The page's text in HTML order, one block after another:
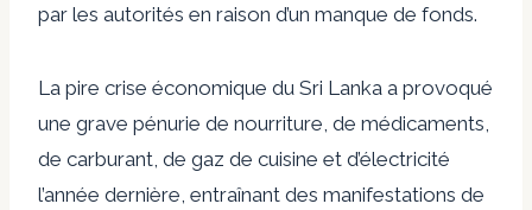
par les autorités en raison d’un manque de fonds.
La pire crise économique du Sri Lanka a provoqué
une grave pénurie de nourriture, de médicaments,
de carburant, de gaz de cuisine et d’électricité
l’année dernière, entraînant des manifestations de